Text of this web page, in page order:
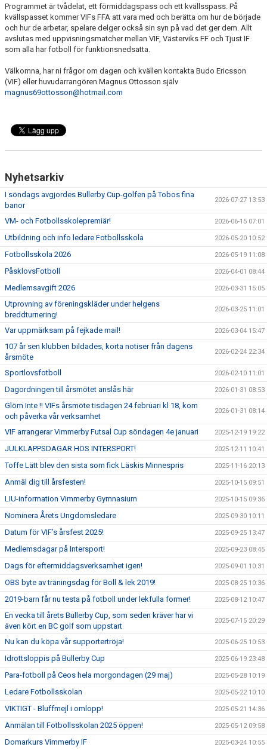
Programmet är tvådelat, ett förmiddagspass och ett kvällsspass. På
kvällspasset kommer VIFs FFA att vara med och berätta om hur de började
och hur de arbetar, spelare delger också sin syn på vad det ger dem. Allt
avslutas med uppvisningsmatcher mellan VIF, Västerviks FF och Tjust IF
som alla har fotboll för funktionsnedsatta.
Välkomna, har ni frågor om dagen och kvällen kontakta Budo Ericsson
(VIF) eller huvudarrangören Magnus Ottosson själv
magnus69ottosson@hotmail.com
Nyhetsarkiv
I söndags avgjordes Bullerby Cup-golfen på Tobos fina
banor
2026-07-27 13:53
VM- och Fotbollsskolepremiär! 2026-06-15 07:01
Utbildning och info ledare Fotbollsskola 2026-05-20 10:52
Fotbollsskola 2026 2026-05-19 11:08
PåsklovsFotboll 2026-04-01 08:44
Medlemsavgift 2026 2026-03-31 15:05
Utprovning av föreningskläder under helgens
breddturnering!
2026-03-25 11:01
Var uppmärksam på fejkade mail! 2026-03-04 15:47
107 år sen klubben bildades, korta notiser från dagens
årsmöte
2026-02-24 22:34
Sportlovsfotboll 2026-02-10 11:01
Dagordningen till årsmötet anslås här 2026-01-31 08:53
Glöm Inte !! VIFs årsmöte tisdagen 24 februari kl 18, kom
och påverka vår verksamhet
2026-01-31 08:14
VIF arrangerar Vimmerby Futsal Cup söndagen 4e januari 2025-12-19 19:22
JULKLAPPSDAGAR HOS INTERSPORT! 2025-12-11 10:41
Toffe Lätt blev den sista som fick Läskis Minnespris 2025-11-16 20:13
Anmäl dig till årsfesten! 2025-10-15 09:51
LIU-information Vimmerby Gymnasium 2025-10-15 09:36
Nominera Årets Ungdomsledare 2025-09-30 10:11
Datum för VIF’s årsfest 2025! 2025-09-25 13:47
Medlemsdagar på Intersport! 2025-09-23 08:45
Dags för eftermiddagsverksamhet igen! 2025-09-01 10:31
OBS byte av träningsdag för Boll & lek 2019! 2025-08-25 10:36
2019-barn får nu testa på fotboll under lekfulla former! 2025-08-12 10:47
En vecka till årets Bullerby Cup, som seden kräver har vi
även kört en BC golf som uppstart
2025-07-15 20:29
Nu kan du köpa vår supportertröja! 2025-06-25 10:53
Idrottsloppis på Bullerby Cup 2025-06-19 23:48
Para-fotboll på Ceos hela morgondagen (29 maj) 2025-05-28 10:19
Ledare Fotbollsskolan 2025-05-22 10:10
VIKTIGT - Bluffmejl i omlopp! 2025-05-21 14:36
Anmälan till Fotbollsskolan 2025 öppen! 2025-05-12 09:58
Domarkurs Vimmerby IF 2025-03-24 10:55